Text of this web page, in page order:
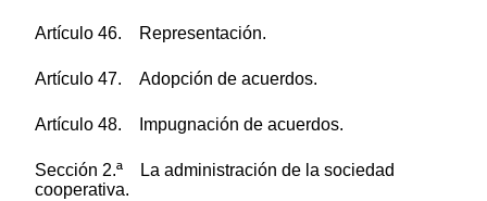
Artículo 46. Representación.
Artículo 47. Adopción de acuerdos.
Artículo 48. Impugnación de acuerdos.
Sección 2.ª La administración de la sociedad
cooperativa.